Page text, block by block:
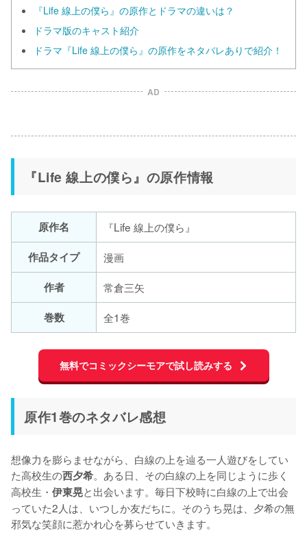
『Life 線上の僕ら』の原作とドラマの違いは？
ドラマ版のキャスト紹介
ドラマ『Life 線上の僕ら』の原作をネタバレありで紹介！
AD
『Life 線上の僕ら』の原作情報
原作名
『Life 線上の僕ら』
作品タイプ
漫画
作者
常倉三矢
巻数
全1巻
無料でコミックシーモアで試し読みする
原作1巻のネタバレ感想
想像力を膨らませながら、白線の上を辿る一人遊びをしてい
た高校生の西夕希。ある日、その白線の上を同じように歩く
高校生・ 伊東晃と出会います。毎日下校時に白線の上で出会
っていた2人は、いつしか友だちに。そのうち晃は、夕希の無
邪気な笑顔に惹かれ心を募らせていきます。